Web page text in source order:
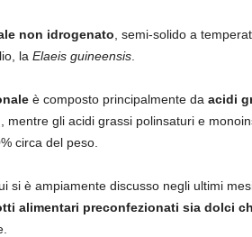
non idrogenato , semi-solido a
la Elaeis guineensis.
è composto principalmente da acidi
, mentre gli acidi grassi polinsaturi e
circa del peso.
si è ampiamente discusso negli ultimi
alimentari preconfezionati sia dolci